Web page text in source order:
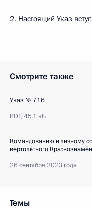
2. Настоящий Указ
Смотрите также
Указ № 716
PDF,45.1 кБ
Командованию и личному
вертолётного
26 сентября 2023 года
Темы